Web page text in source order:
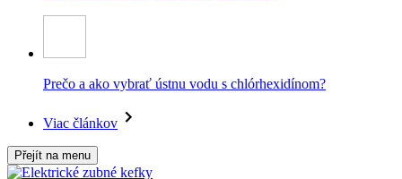
Prečo a ako vybrať ústnu vodu s chlórhexidínom?
Viac článkov
Přejít na menu